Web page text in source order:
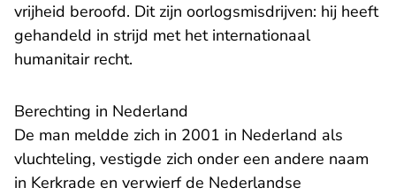
vrijheid beroofd. Dit zijn oorlogsmisdrijven: hij heeft
gehandeld in strijd met het internationaal
humanitair recht.
Berechting in Nederland
De man meldde zich in 2001 in Nederland als
vluchteling, vestigde zich onder een andere naam
in Kerkrade en verwierf de Nederlandse